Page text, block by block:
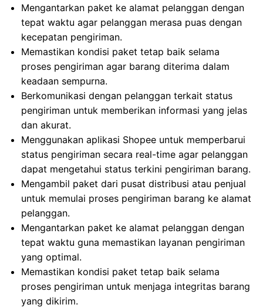
Mengantarkan paket ke alamat pelanggan dengan
tepat waktu agar pelanggan merasa puas dengan
kecepatan pengiriman.
Memastikan kondisi paket tetap baik selama
proses pengiriman agar barang diterima dalam
keadaan sempurna.
Berkomunikasi dengan pelanggan terkait status
pengiriman untuk memberikan informasi yang jelas
dan akurat.
Menggunakan aplikasi Shopee untuk memperbarui
status pengiriman secara real-time agar pelanggan
dapat mengetahui status terkini pengiriman barang.
Mengambil paket dari pusat distribusi atau penjual
untuk memulai proses pengiriman barang ke alamat
pelanggan.
Mengantarkan paket ke alamat pelanggan dengan
tepat waktu guna memastikan layanan pengiriman
yang optimal.
Memastikan kondisi paket tetap baik selama
proses pengiriman untuk menjaga integritas barang
yang dikirim.